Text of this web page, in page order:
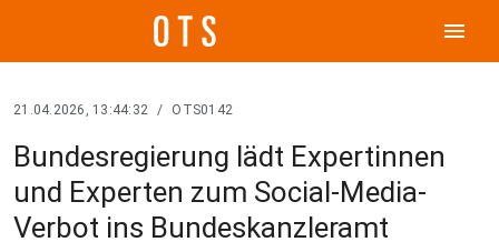
menu
21.04.2026, 13:44:32 / OTS0142
Bundesregierung lädt Expertinnen
und Experten zum Social-Media-
Verbot ins Bundeskanzleramt